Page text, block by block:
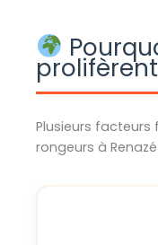
Plusieurs
rongeurs à Renazé